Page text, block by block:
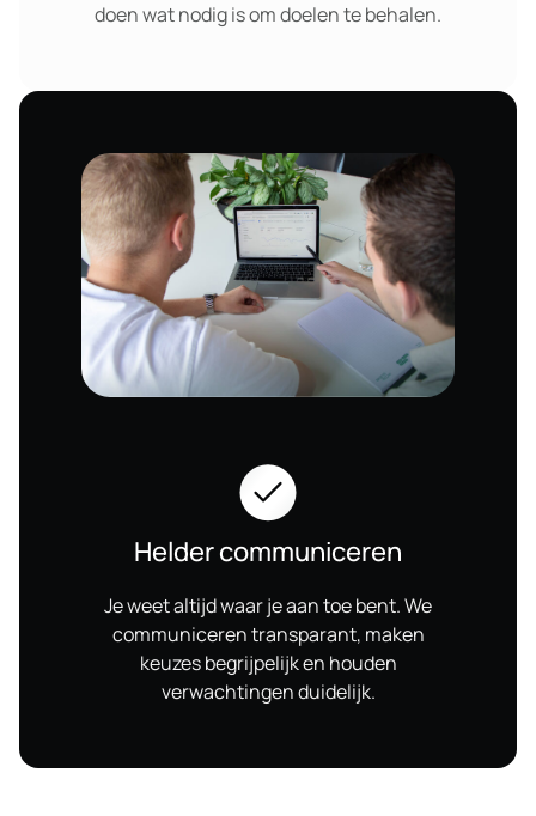
doen wat nodig is om doelen te behalen.
Helder communiceren
Je weet altijd waar je aan toe bent. We
communiceren transparant, maken
keuzes begrijpelijk en houden
verwachtingen duidelijk.